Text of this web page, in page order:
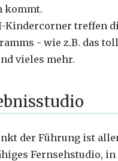
kommt.
Kindercorner treffen
- wie z.B. das
vieles mehr.
der Führung ist
Fernsehstudio,